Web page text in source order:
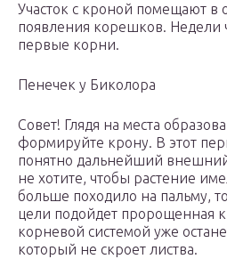
Участок с кроной помещают в
появления корешков. Недели
первые корни.
Пенечек у Биколора
Совет! Глядя на места
формируйте крону. В этот
понятно дальнейший
не хотите, чтобы растение
больше походило на пальму,
цели подойдет пророщенная
корневой системой уже
который не скроет листва.